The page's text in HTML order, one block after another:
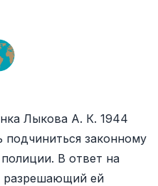
Лыкова А. К. 1944
подчиниться законному
В ответ на
разрешающий ей